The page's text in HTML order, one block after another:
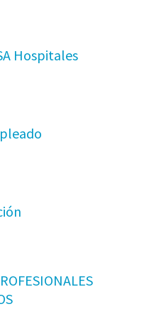
Hospitales